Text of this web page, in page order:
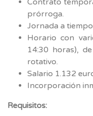
Contrato
prórroga.
Jornada a
Horario con
14:30 horas),
rotativo.
Salario 1.132
Incorporación
Requisitos: